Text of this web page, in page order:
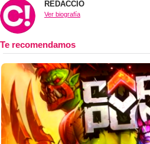
REDACCIÓ
Ver biografía